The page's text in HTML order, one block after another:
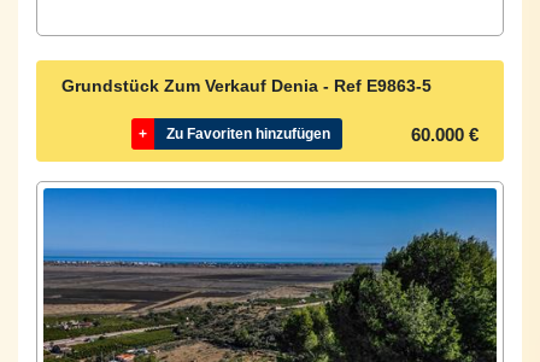
Grundstück Zum Verkauf Denia - Ref E9863-5
+ Zu Favoriten hinzufügen 60.000 €